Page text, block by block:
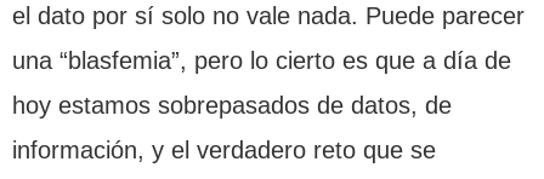
el dato por sí solo no vale nada. Puede parecer
una “blasfemia”, pero lo cierto es que a día de
hoy estamos sobrepasados de datos, de
información, y el verdadero reto que se